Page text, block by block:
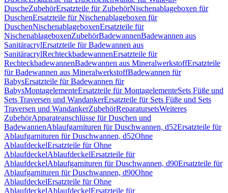
DuscheZubehörErsatzteile für ZubehörNischenablageboxen für
DuschenErsatzteile für Nischenablageboxen für
DuschenNischenablageboxenErsatzteile für
NischenablageboxenZubehörBadewannenBadewannen aus
SanitäracrylErsatzteile für Badewannen aus
SanitäracrylRechteckbadewannenErsatzteile für
RechteckbadewannenBadewannen aus MineralwerkstoffErsatzteile
für Badewannen aus MineralwerkstoffBadewannen für
BabysErsatzteile für Badewannen für
BabysMontagelementeErsatzteile für MontagelementeSets Füße und
Sets Traversen und WandankerErsatzteile für Sets Füße und Sets
Traversen und WandankerZubehörReparatursetsWeiteres
ZubehörApparateanschlüsse für Duschen und
BadewannenAblaufgarnituren für Duschwannen, d52Ersatzteile für
Ablaufgarnituren für Duschwannen, d52Ohne
AblaufdeckelErsatzteile für Ohne
AblaufdeckelAblaufdeckelErsatzteile für
AblaufdeckelAblaufgarnituren für Duschwannen, d90Ersatzteile für
Ablaufgarnituren für Duschwannen, d90Ohne
AblaufdeckelErsatzteile für Ohne
AblaufdeckelAblaufdeckelErsatzteile für